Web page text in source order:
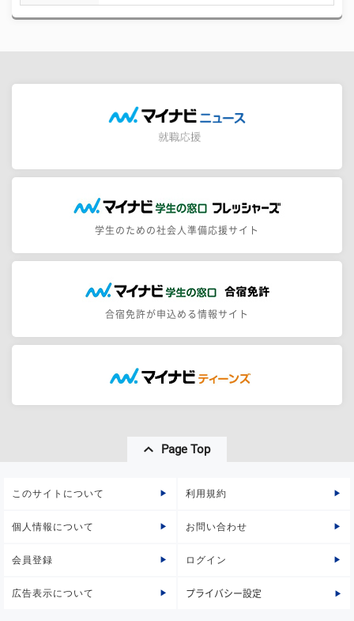
学生のための社会人準備応援サイト
合宿免許が申込める情報サイト
Page Top
このサイトについて 利用規約
個人情報について お問い合わせ
会員登録 ログイン
広告表示について プライバシー設定